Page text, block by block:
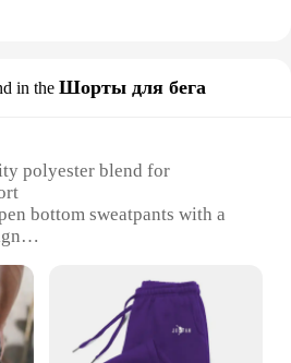
in the Шорты для бега
polyester blend for
bottom sweatpants with a
Dri Power technology to
keep you dry
or Quantity: Available in a